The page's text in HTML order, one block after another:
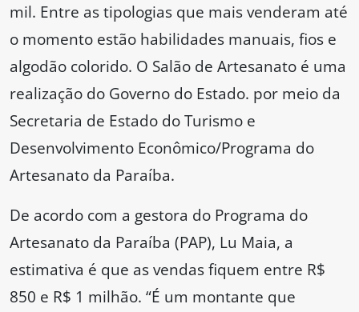
mil. Entre as tipologias que mais venderam até
o momento estão habilidades manuais, fios e
algodão colorido. O Salão de Artesanato é uma
realização do Governo do Estado. por meio da
Secretaria de Estado do Turismo e
Desenvolvimento Econômico/Programa do
Artesanato da Paraíba.
De acordo com a gestora do Programa do
Artesanato da Paraíba (PAP), Lu Maia, a
estimativa é que as vendas fiquem entre R$
850 e R$ 1 milhão. “É um montante que